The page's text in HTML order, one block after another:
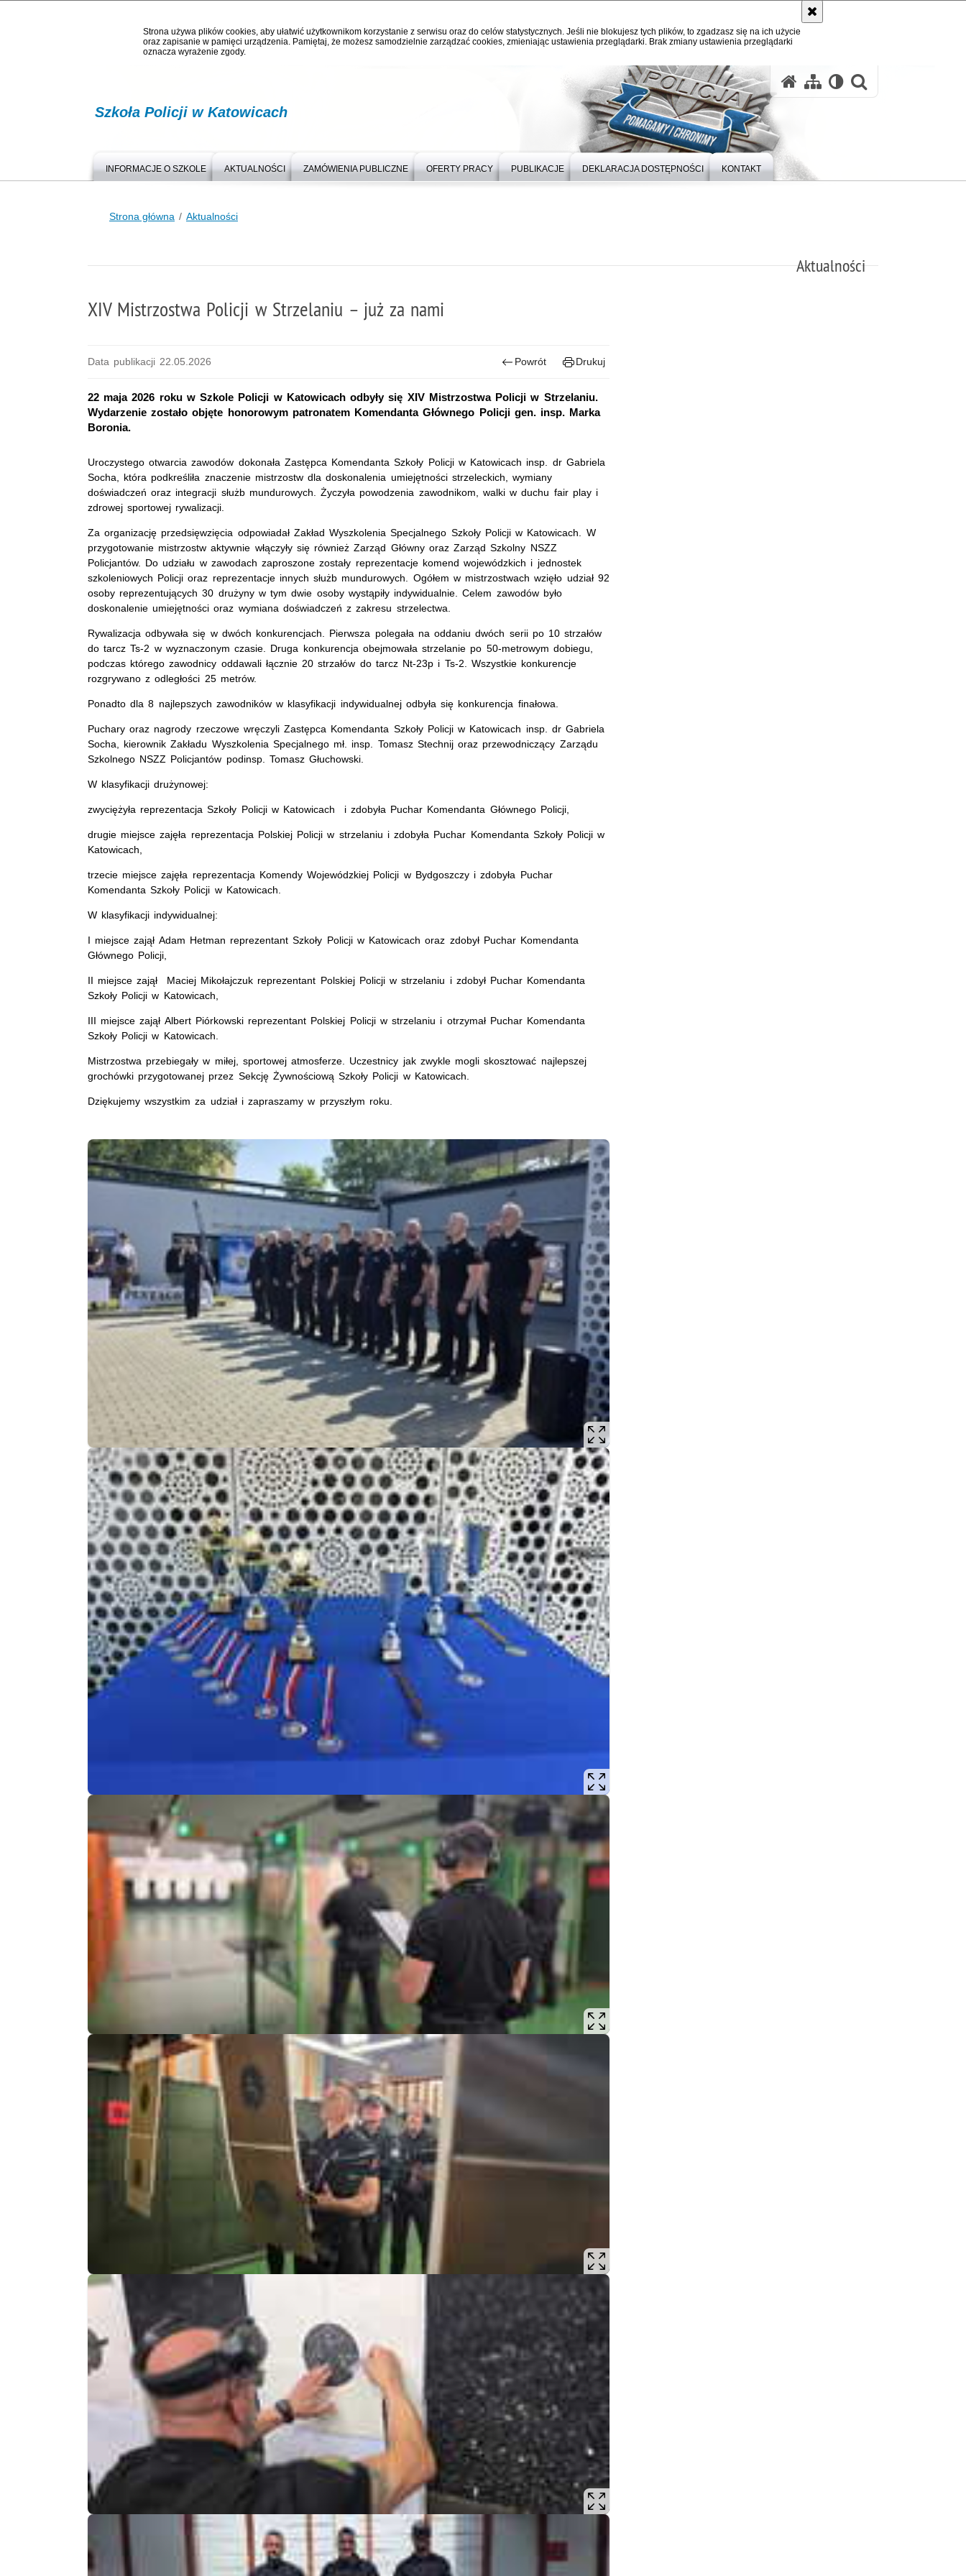
Strona używa plików cookies, aby ułatwić użytkownikom korzystanie z serwisu oraz do celów statystycznych. Jeśli nie blokujesz tych plików, to zgadzasz się na ich użycie
oraz zapisanie w pamięci urządzenia. Pamiętaj, że możesz samodzielnie zarządzać cookies, zmieniając ustawienia przeglądarki. Brak zmiany ustawienia przeglądarki
oznacza wyrażenie zgody.
Szkoła Policji w Katowicach
INFORMACJE O SZKOLE AKTUALNOŚCI ZAMÓWIENIA PUBLICZNE OFERTY PRACY PUBLIKACJE DEKLARACJA DOSTĘPNOŚCI KONTAKT
Strona główna Aktualności
Aktualności
XIV Mistrzostwa Policji w Strzelaniu – już za nami
Data publikacji 22.05.2026 Powrót Drukuj
22 maja 2026 roku w Szkole Policji w Katowicach odbyły się XIV Mistrzostwa Policji w Strzelaniu.
Wydarzenie zostało objęte honorowym patronatem Komendanta Głównego Policji gen. insp. Marka
Boronia.
Uroczystego otwarcia zawodów dokonała Zastępca Komendanta Szkoły Policji w Katowicach insp. dr Gabriela
Socha, która podkreśliła znaczenie mistrzostw dla doskonalenia umiejętności strzeleckich, wymiany
doświadczeń oraz integracji służb mundurowych. Życzyła powodzenia zawodnikom, walki w duchu fair play i
zdrowej sportowej rywalizacji.
Za organizację przedsięwzięcia odpowiadał Zakład Wyszkolenia Specjalnego Szkoły Policji w Katowicach. W
przygotowanie mistrzostw aktywnie włączyły się również Zarząd Główny oraz Zarząd Szkolny NSZZ
Policjantów. Do udziału w zawodach zaproszone zostały reprezentacje komend wojewódzkich i jednostek
szkoleniowych Policji oraz reprezentacje innych służb mundurowych. Ogółem w mistrzostwach wzięło udział 92
osoby reprezentujących 30 drużyny w tym dwie osoby wystąpiły indywidualnie. Celem zawodów było
doskonalenie umiejętności oraz wymiana doświadczeń z zakresu strzelectwa.
Rywalizacja odbywała się w dwóch konkurencjach. Pierwsza polegała na oddaniu dwóch serii po 10 strzałów
do tarcz Ts-2 w wyznaczonym czasie. Druga konkurencja obejmowała strzelanie po 50-metrowym dobiegu,
podczas którego zawodnicy oddawali łącznie 20 strzałów do tarcz Nt-23p i Ts-2. Wszystkie konkurencje
rozgrywano z odległości 25 metrów.
Ponadto dla 8 najlepszych zawodników w klasyfikacji indywidualnej odbyła się konkurencja finałowa.
Puchary oraz nagrody rzeczowe wręczyli Zastępca Komendanta Szkoły Policji w Katowicach insp. dr Gabriela
Socha, kierownik Zakładu Wyszkolenia Specjalnego mł. insp. Tomasz Stechnij oraz przewodniczący Zarządu
Szkolnego NSZZ Policjantów podinsp. Tomasz Głuchowski.
W klasyfikacji drużynowej:
zwyciężyła reprezentacja Szkoły Policji w Katowicach i zdobyła Puchar Komendanta Głównego Policji,
drugie miejsce zajęła reprezentacja Polskiej Policji w strzelaniu i zdobyła Puchar Komendanta Szkoły Policji w
Katowicach,
trzecie miejsce zajęła reprezentacja Komendy Wojewódzkiej Policji w Bydgoszczy i zdobyła Puchar
Komendanta Szkoły Policji w Katowicach.
W klasyfikacji indywidualnej:
I miejsce zajął Adam Hetman reprezentant Szkoły Policji w Katowicach oraz zdobył Puchar Komendanta
Głównego Policji,
II miejsce zajął Maciej Mikołajczuk reprezentant Polskiej Policji w strzelaniu i zdobył Puchar Komendanta
Szkoły Policji w Katowicach,
III miejsce zajął Albert Piórkowski reprezentant Polskiej Policji w strzelaniu i otrzymał Puchar Komendanta
Szkoły Policji w Katowicach.
Mistrzostwa przebiegały w miłej, sportowej atmosferze. Uczestnicy jak zwykle mogli skosztować najlepszej
grochówki przygotowanej przez Sekcję Żywnościową Szkoły Policji w Katowicach.
Dziękujemy wszystkim za udział i zapraszamy w przyszłym roku.